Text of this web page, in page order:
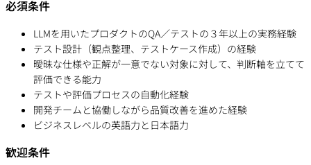
必須条件
LLMを用いたプロダクトのQA／テストの３年以上の実務経験
テスト設計（観点整理、テストケース作成）の経験
曖昧な仕様や正解が一意でない対象に対して、判断軸を立てて
評価できる能力
テストや評価プロセスの自動化経験
開発チームと協働しながら品質改善を進めた経験
ビジネスレベルの英語力と日本語力
歓迎条件